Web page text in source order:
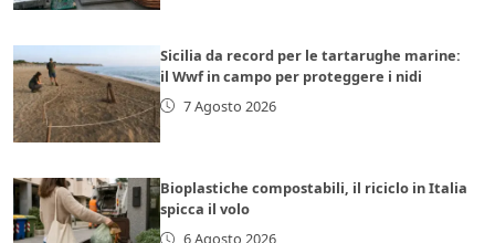
Sicilia da record per le tartarughe marine:
il Wwf in campo per proteggere i nidi
7 Agosto 2026
Bioplastiche compostabili, il riciclo in Italia
spicca il volo